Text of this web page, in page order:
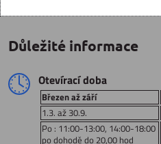
Důležité informace
Otevírací doba
Březen až září
1.3. až 30.9.
Po : 11:00-13:00, 14:00-18:00
po dohodě do 20,00 hod